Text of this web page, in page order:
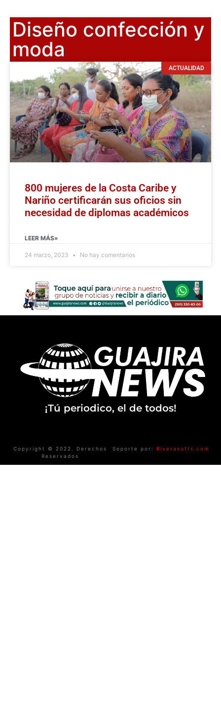
Diseño confección y
moda
ACTUALIDAD
800 mujeres de la Costa Caribe y
Nariño certificarán sus oficios sin
necesidad de diplomas académicos
LEER MÁS»
24 marzo, 2023 No hay comentarios
¡Tú periodico, el de todos!
Copyright © 2022. Derechos
Reservados
Soporte por: Riverasofts.com